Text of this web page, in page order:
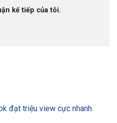
kế tiếp của tôi.
đạt triệu view cực nhanh